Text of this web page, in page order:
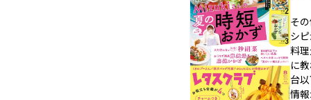
そ
シピ
料
に
台
情報